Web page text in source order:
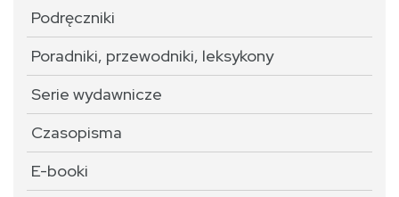
Podręczniki
Poradniki, przewodniki, leksykony
Serie wydawnicze
Czasopisma
E-booki